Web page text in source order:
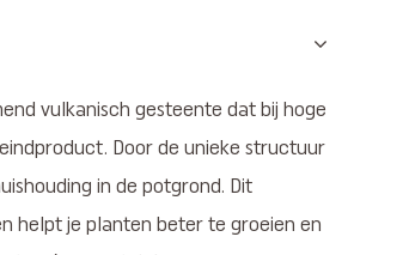
vulkanisch gesteente dat bij hoge
Door de unieke structuur
in de potgrond. Dit
helpt je planten beter te groeien en